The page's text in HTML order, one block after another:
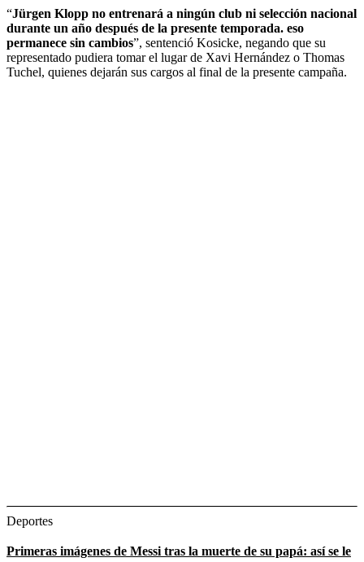
“Jürgen Klopp no entrenará a ningún club ni selección nacional
durante un año después de la presente temporada. eso
permanece sin cambios”, sentenció Kosicke, negando que su
representado pudiera tomar el lugar de Xavi Hernández o Thomas
Tuchel, quienes dejarán sus cargos al final de la presente campaña.
Deportes
Primeras imágenes de Messi tras la muerte de su papá: así se le